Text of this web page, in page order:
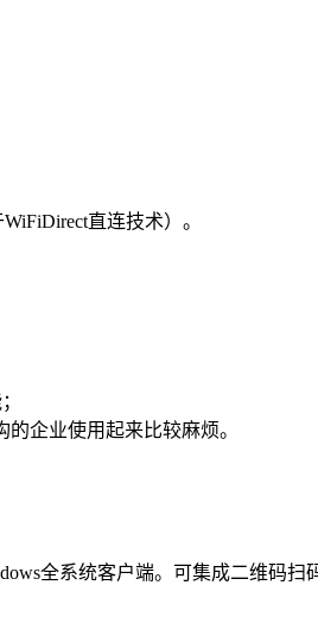
直连技术）。
企业使用起来比较麻烦。
全系统客户端。可集成二维码